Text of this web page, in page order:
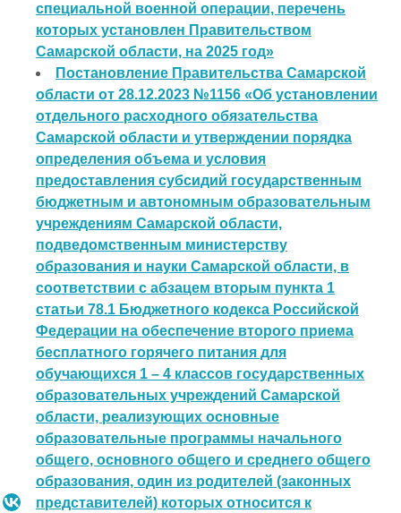
специальной военной операции, перечень
которых установлен Правительством
Самарской области, на 2025 год»
Постановление Правительства Самарской
области от 28.12.2023 №1156 «Об установлении
отдельного расходного обязательства
Самарской области и утверждении порядка
определения объема и условия
предоставления субсидий государственным
бюджетным и автономным образовательным
учреждениям Самарской области,
подведомственным министерству
образования и науки Самарской области, в
соответствии с абзацем вторым пункта 1
статьи 78.1 Бюджетного кодекса Российской
Федерации на обеспечение второго приема
бесплатного горячего питания для
обучающихся 1 – 4 классов государственных
образовательных учреждений Самарской
области, реализующих основные
образовательные программы начального
общего, основного общего и среднего общего
образования, один из родителей (законных
представителей) которых относится к